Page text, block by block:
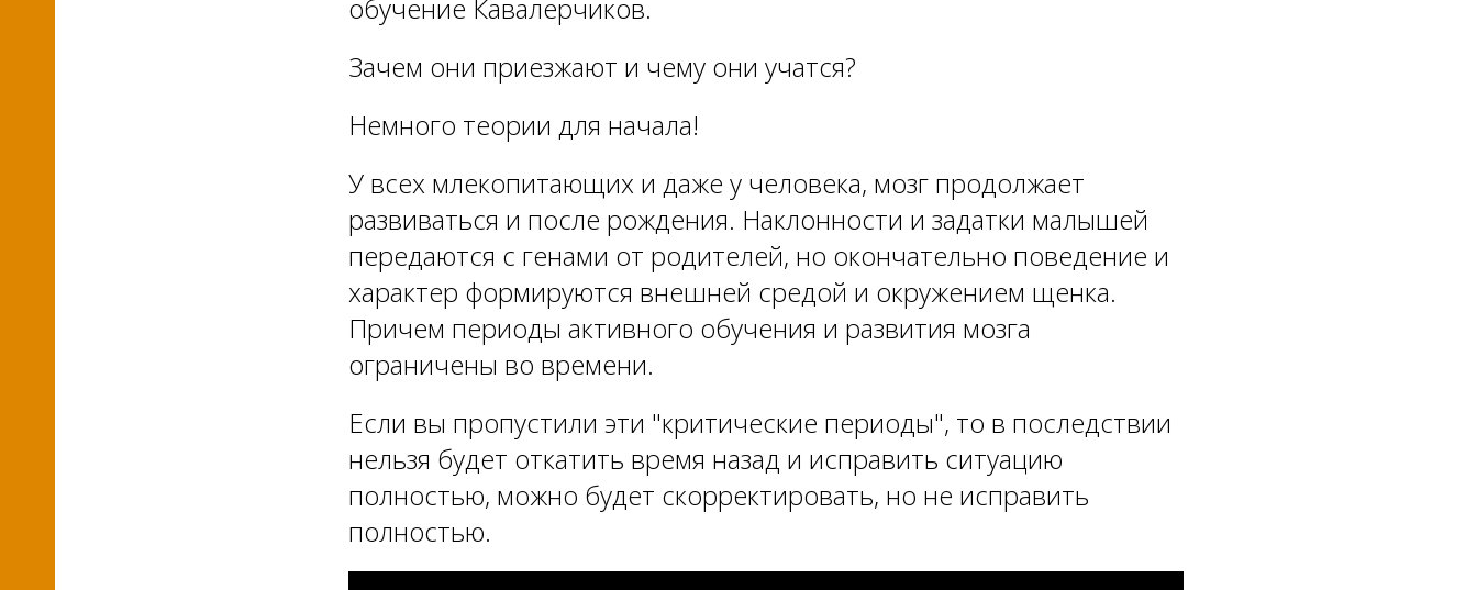
обучение Кавалерчиков.
Зачем они приезжают и чему они учатся?
Немного теории для начала!
У всех млекопитающих и даже у человека, мозг продолжает
развиваться и после рождения. Наклонности и задатки малышей
передаются с генами от родителей, но окончательно поведение и
характер формируются внешней средой и окружением щенка.
Причем периоды активного обучения и развития мозга
ограничены во времени.
Если вы пропустили эти "критические периоды", то в последствии
нельзя будет откатить время назад и исправить ситуацию
полностью, можно будет скорректировать, но не исправить
полностью.